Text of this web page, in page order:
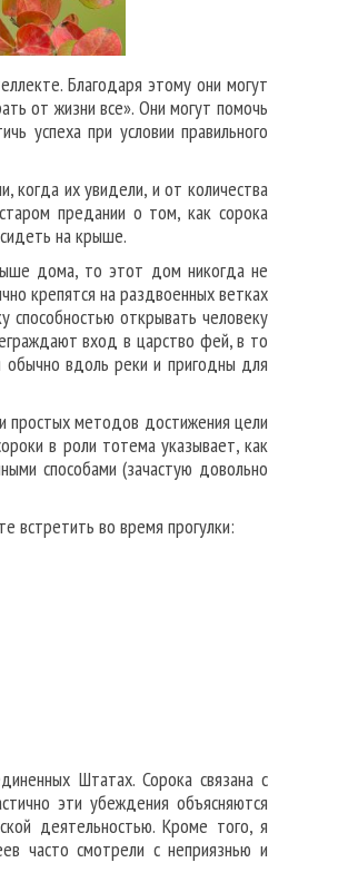
Благодаря этому они могут
от жизни все». Они могут помочь
успеха при условии правильного
когда их увидели, и от количества
предании о том, как сорока
на крыше.
дома, то этот дом никогда не
крепятся на раздвоенных ветках
способностью открывать человеку
вход в царство фей, в то
обычно вдоль реки и пригодны для
простых методов достижения цели
в роли тотема указывает, как
способами (зачастую довольно
встретить во время прогулки:
Штатах. Сорока связана с
эти убеждения объясняются
деятельностью. Кроме того, я
часто смотрели с неприязнью и